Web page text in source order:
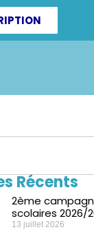
Récents
2ème
scolaires 2026/
13 juillet 2026